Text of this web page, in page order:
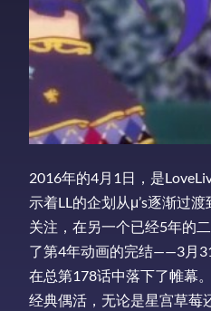
2016年的4月1日，是
示着LL的企划从μ’s逐渐过
关注，在另一个已经5年的
了第4年动画的完结——3月
在总第178话中落下了帷幕
经典偶活，无论是星宫草莓